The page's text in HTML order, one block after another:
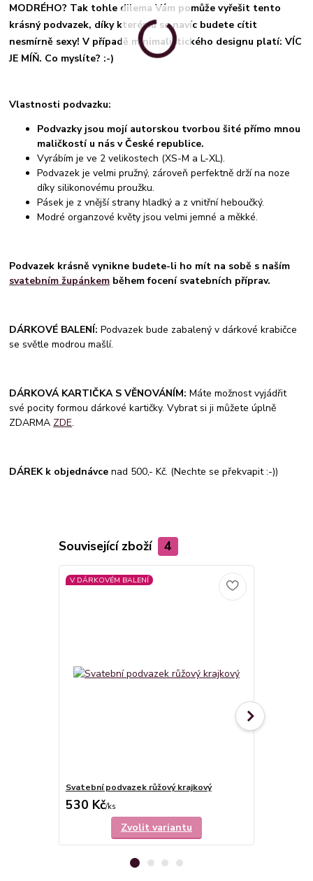
MODRÉHO? Tak tohle dilema Vám pomůže vyřešit tento
krásný podvazek, díky kterému se navíc budete cítit
nesmírně sexy! V případě minimalistického designu platí: VÍC
JE MÍŇ. Co myslíte? :-)
Vlastnosti podvazku:
Podvazky jsou mojí autorskou tvorbou šité přímo mnou
maličkostí u nás v České republice.
Vyrábím je ve 2 velikostech (XS-M a L-XL).
Podvazek je velmi pružný, zároveň perfektně drží na noze
díky silikonovému proužku.
Pásek je z vnější strany hladký a z vnitřní heboučký.
Modré organzové květy jsou velmi jemné a měkké.
Podvazek krásně vynikne budete-li ho mít na sobě s naším
svatebním župánkem během focení svatebních příprav.
DÁRKOVÉ BALENÍ: Podvazek bude zabalený v dárkové krabičce
se světle modrou mašlí.
DÁRKOVÁ KARTIČKA S VĚNOVÁNÍM:Máte možnost vyjádřit
své pocity formou dárkové kartičky. Vybrat si ji můžete úplně
ZDARMA ZDE.
DÁREK k objednávcenad 500,- Kč. (Nechte se překvapit :-))
Související zboží 4
V DÁRKOVÉM BALENÍ
Svatební podvazek růžový krajkový
530 Kč/ks
Zvolit variantu